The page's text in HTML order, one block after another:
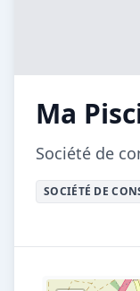
Ma
Société de
SOCIÉTÉ DE